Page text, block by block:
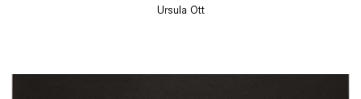
Ursula Ott